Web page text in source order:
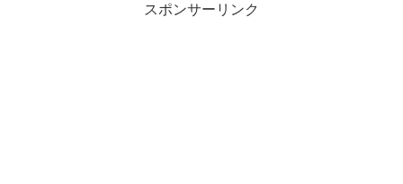
スポンサーリンク